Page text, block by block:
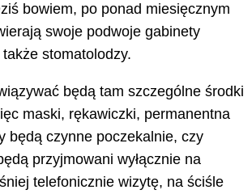
bowiem, po ponad miesięcznym
swoje podwoje gabinety
stomatolodzy.
będą tam szczególne środki
maski, rękawiczki, permanentna
będą czynne poczekalnie, czy
przyjmowani wyłącznie na
telefonicznie wizytę, na ściśle